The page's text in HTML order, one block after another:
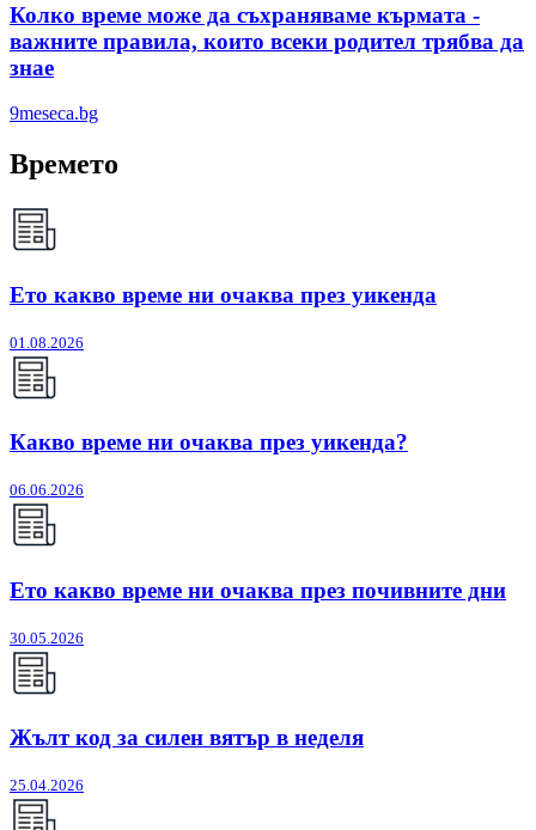
Колко време може да съхраняваме кърмата -
важните правила, които всеки родител трябва да
знае
9meseca.bg
Времето
Ето какво време ни очаква през уикенда
01.08.2026
Какво време ни очаква през уикенда?
06.06.2026
Ето какво време ни очаква през почивните дни
30.05.2026
Жълт код за силен вятър в неделя
25.04.2026